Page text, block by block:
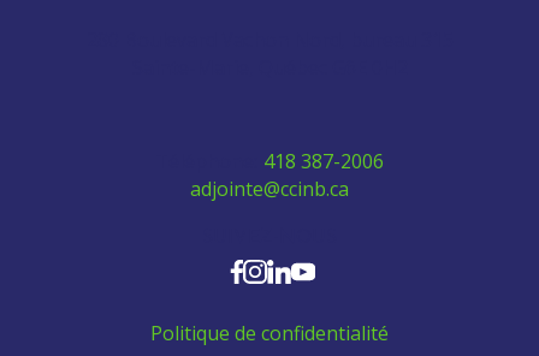
418 387-2006
adjointe@ccinb.ca
Politique de confidentialité